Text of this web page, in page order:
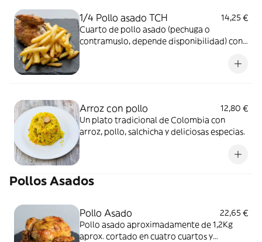
1/4 Pollo asado TCH
14,25 €
Cuarto de pollo asado (pechuga o
contramuslo, depende disponibilidad) con
Arroz con pollo
12,80 €
Un plato tradicional de Colombia con
arroz, pollo, salchicha y deliciosas especias.
Pollos Asados
Pollo Asado
22,65 €
Pollo asado aproximadamente de 1,2Kg
aprox. cortado en cuatro cuartos y